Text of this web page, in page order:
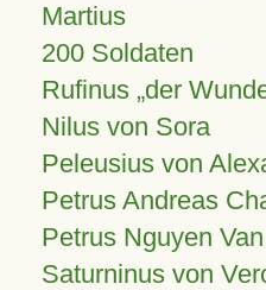
Martius
200 Soldaten
Rufinus „der
Nilus von Sora
Peleusius von
Petrus Andreas
Petrus Nguyen
Saturninus von